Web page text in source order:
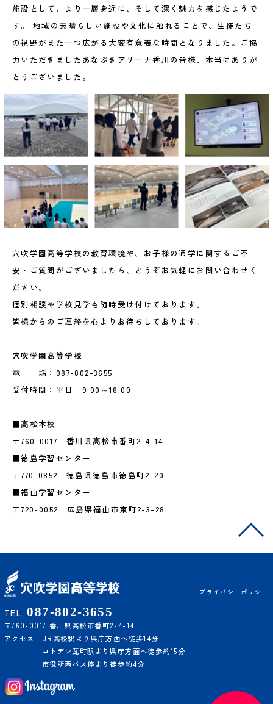
施設として、より一層身近に、そして深く魅力を感じたようで
す。 地域の素晴らしい施設や文化に触れることで、生徒たち
の視野がまた一つ広がる大変有意義な時間となりました。ご協
力いただきましたあなぶきアリーナ香川の皆様、本当にありが
とうございました。
穴吹学園高等学校の教育環境や、お子様の通学に関するご不
安・ご質問がございましたら、どうぞお気軽にお問い合わせく
ださい。
個別相談や学校見学も随時受け付けております。
皆様からのご連絡を心よりお待ちしております。
穴吹学園高等学校
電 話：087-802-3655
受付時間：平日 9:00～18:00
■高松本校
〒760-0017 香川県高松市番町2-4-14
■徳島学習センター
〒770-0852 徳島県徳島市徳島町2-20
■福山学習センター
〒720-0052 広島県福山市東町2-3-28
プライバシーポリシー
TEL087-802-3655
〒760-0017 香川県高松市番町2-4-14
アクセス JR高松駅より県庁方面へ徒歩14分
コトデン瓦町駅より県庁方面へ徒歩約15分
市役所西バス停より徒歩約4分